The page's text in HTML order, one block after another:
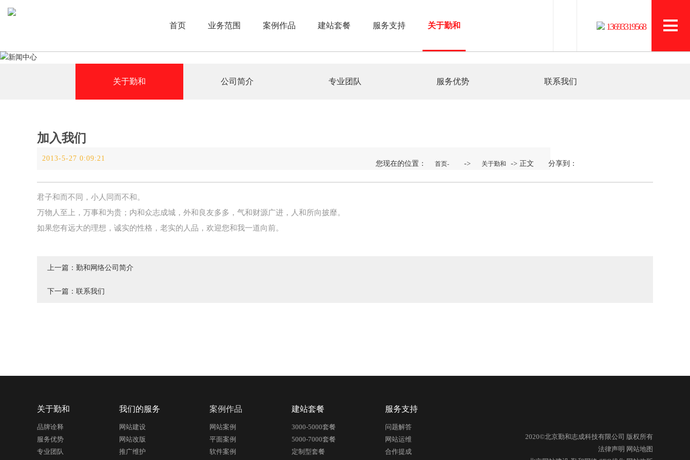
首页 业务范围 案例作品 建站套餐 服务支持 关于勤和 13693319568
关于勤和 公司简介 专业团队 服务优势 联系我们
加入我们
2013-5-27 0:09:21
您现在的位置： 首页- -> 关于勤和 -> 正文 分享到：
君子和而不同，小人同而不和。
万物人至上，万事和为贵；内和众志成城，外和良友多多，气和财源广进，人和所向披靡。
如果您有远大的理想，诚实的性格，老实的人品，欢迎您和我一道向前。
上一篇： 勤和网络公司简介
下一篇： 联系我们
关于勤和
品牌诠释
服务优势
专业团队
我们的服务
网站建设
网站改版
推广维护
案例作品
网站案例
平面案例
软件案例
建站套餐
3000-5000套餐
5000-7000套餐
定制型套餐
服务支持
问题解答
网站运维
合作提成
2020©北京勤和志成科技有限公司 版权所有
法律声明 网站地图